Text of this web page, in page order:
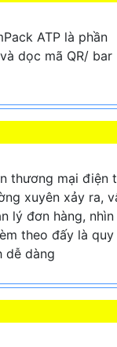
ATP là phần
dọc mã QR/ bar
thương mại điện
xuyên xảy ra,
lý đơn hàng, nhìn
theo đấy là quy
dễ dàng